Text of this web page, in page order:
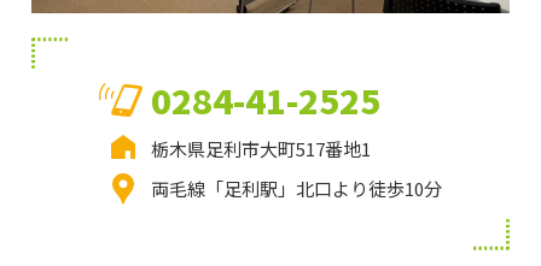
0284-41-2525
栃木県足利市大町517番地1
両毛線「足利駅」北口より徒歩10分